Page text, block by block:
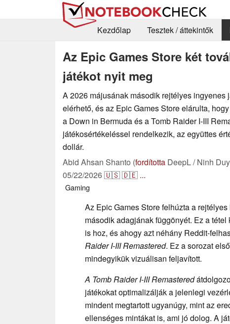
Kezdőlap
Tesztek / áttekintők
Az Epic Games Store két
játékot nyit meg
A 2026 májusának második rejtélyes ingyenes
elérhető, és az Epic Games Store elárulta,
a Down in Bermuda és a Tomb Raider I-III
játékosértékeléssel rendelkezik, az együttes
dollár.
Abid Ahsan Shanto (fordította DeepL / Ninh
05/22/2026🇺🇸🇩🇪 ...
Gaming
Az Epic Games Store felhúzta a
második adagjának függönyét. Ez a
is hoz, és ahogy azt néhány Reddit-
Raider I-III Remastered. Ez a sorozat
mindegyikük vizuálisan feljavított.
A Tomb Raider I-III Remastered
játékokat optimalizálják a jelenlegi
mindent megtartott ugyanúgy, mint az
ellenséges mintákat is, ami jó dolog. A